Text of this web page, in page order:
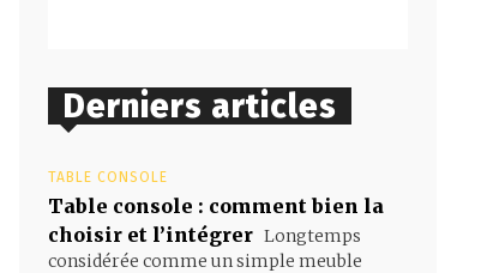
Derniers articles
TABLE CONSOLE
Table console : comment bien la
choisir et l’intégrer Longtemps
considérée comme un simple meuble